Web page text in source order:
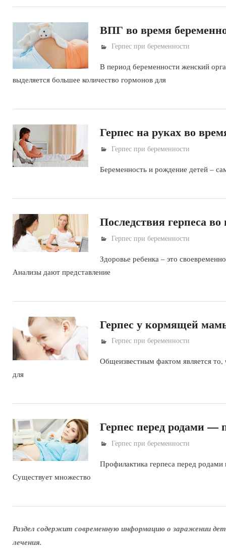
ВПГ во время
Герпес при беременности
В период беременности женский
выделяется большее количество гормонов для
Герпес на руках во
Герпес при беременности
Беременность и рождение детей –
Последствия герпеса
Герпес при беременности
Здоровье ребенка – это
Анализы дают представление
Герпес у кормящей
Герпес при беременности
Общеизвестным фактом является то,
для
Герпес перед родами —
Герпес при беременности
Профилактика герпеса перед родами
Существует множество
Раздел содержит современную информацию о заражении
лечения.